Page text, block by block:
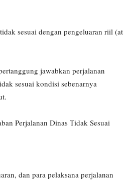
sesuai dengan pengeluaran riil (at
jawabkan perjalanan
sesuai kondisi sebenarnya
Perjalanan Dinas Tidak Sesuai
dan para pelaksana perjalanan